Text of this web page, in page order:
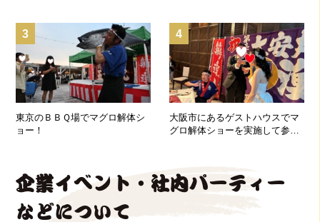
3
東京のＢＢＱ場でマグロ解体シ
ョー！
4
大阪市にあるゲストハウスでマ
グロ解体ショーを実施して参り
企業イベント・社内パーティー
などについて